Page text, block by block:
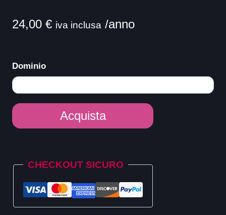
24,00 € iva inclusa /anno
Dominio
Dominio
.reisen
Acquista
CHECKOUT SICURO